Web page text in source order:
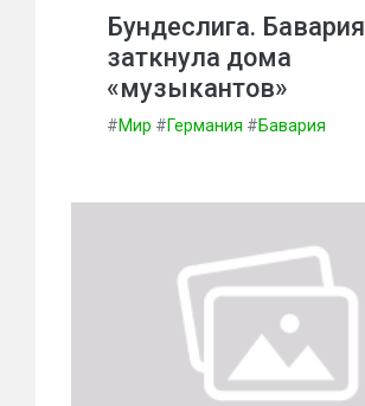
Бундеслига. Бавария
заткнула дома
«музыкантов»
#Мир #Германия #Бавария